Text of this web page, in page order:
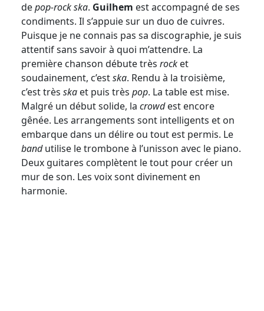
depop-rock ska. Guilhem est accompagné de ses
condiments. Il s’appuie sur un duo de cuivres.
Puisque je ne connais pas sa discographie, je suis
attentif sans savoir à quoi m’attendre. La
première chanson débute très rock et
soudainement, c’estska. Rendu à la troisième,
c’est très ska et puis très pop. La table est mise.
Malgré un début solide, la crowdest encore
gênée. Les arrangements sont intelligents et on
embarque dans un délire ou tout est permis. Le
bandutilise le trombone à l’unisson avec le piano.
Deux guitares complètent le tout pour créer un
mur de son. Les voix sont divinement en
harmonie.